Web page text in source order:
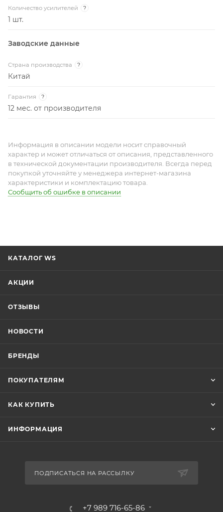
Количество усилителей ?
1 шт.
Заводские данные
Страна производства ?
Китай
Гарантия ?
12 мес. от производителя
Информация в описании модели носит справочный
характер и может отличаться от описания, представленного
в технической документации производителя. Всегда перед
покупкой уточняйте у менеджера интернет-магазина
характеристики и комплектацию товара.
Сообщить об ошибке в описании
КАТАЛОГ WS
АКЦИИ
ОТЗЫВЫ
НОВОСТИ
БРЕНДЫ
ПОКУПАТЕЛЯМ
КАК КУПИТЬ
ИНФОРМАЦИЯ
ПОДПИСАТЬСЯ НА РАССЫЛКУ
+7 989 716-65-86